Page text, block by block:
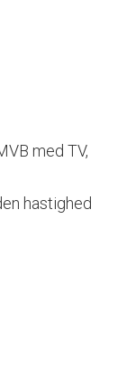
med TV,
hastighed